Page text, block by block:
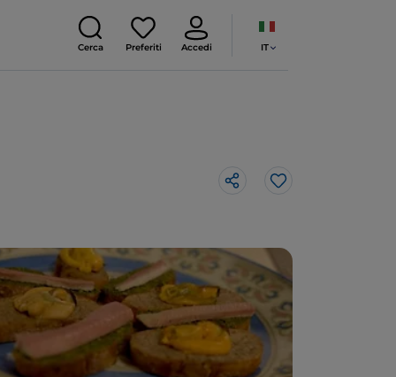
Cerca Preferiti Accedi IT
Like